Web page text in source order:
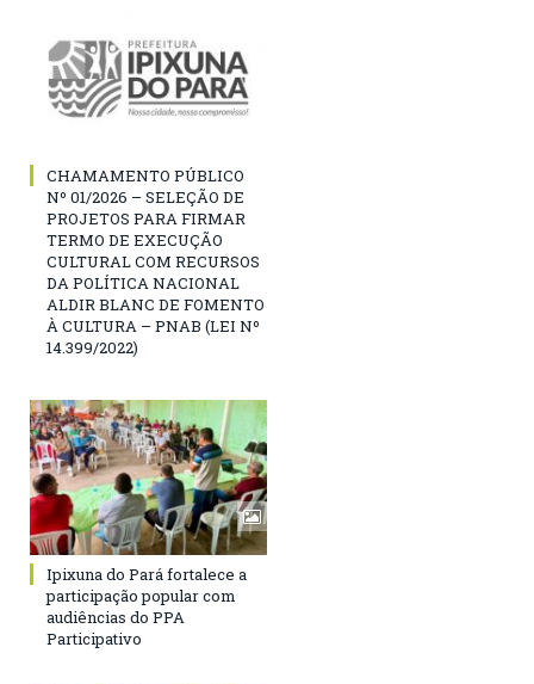
CHAMAMENTO PÚBLICO
Nº 01/2026 – SELEÇÃO DE
PROJETOS PARA FIRMAR
TERMO DE EXECUÇÃO
CULTURAL COM RECURSOS
DA POLÍTICA NACIONAL
ALDIR BLANC DE FOMENTO
À CULTURA – PNAB (LEI Nº
14.399/2022)
Ipixuna do Pará fortalece a
participação popular com
audiências do PPA
Participativo